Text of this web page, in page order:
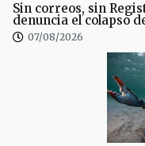
Sin correos, sin
denuncia el colapso
07/08/2026